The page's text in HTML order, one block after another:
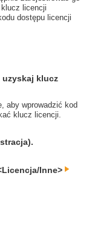
licencji
dostępu licencji
uzyskaj klucz
aby wprowadzić kod
klucz licencji.
Inne>